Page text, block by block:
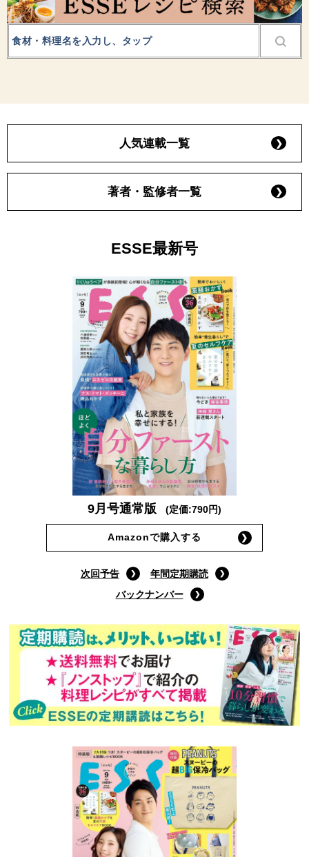
人気連載一覧
著者・監修者一覧
ESSE最新号
9月号通常版 (定価:790円)
Amazonで購入する
次回予告
年間定期購読
バックナンバー